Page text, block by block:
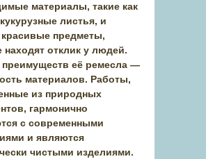
материалы, такие как
листья, и
красивые предметы,
находят отклик у людей.
её ремесла —
материалов. Работы,
из природных
гармонично
с современными
и являются
чистыми изделиями.